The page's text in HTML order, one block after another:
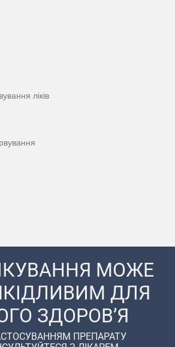
ліків
МОЖЕ
ДЛЯ
ЗДОРОВ’Я
ПРЕПАРАТУ